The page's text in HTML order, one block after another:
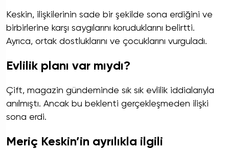
Keskin, ilişkilerinin sade bir şekilde sona erdiğini ve
birbirlerine karşı saygılarını koruduklarını belirtti.
Ayrıca, ortak dostluklarını ve çocuklarını vurguladı.
Evlilik planı var mıydı?
Çift, magazin gündeminde sık sık evlilik iddialarıyla
anılmıştı. Ancak bu beklenti gerçekleşmeden ilişki
sona erdi.
Meriç Keskin’in ayrılıkla ilgili